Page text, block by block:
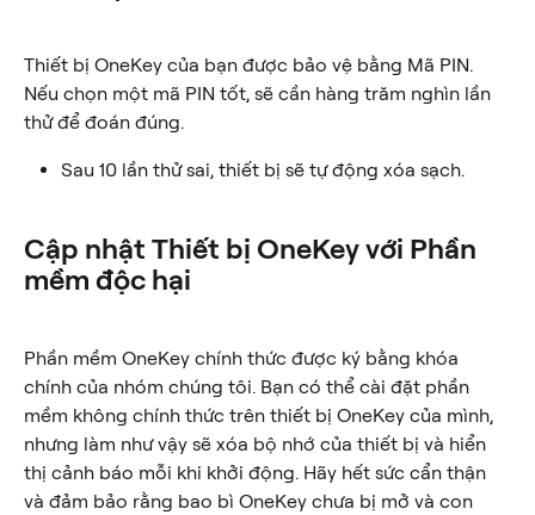
Thiết bị OneKey của bạn được bảo vệ bằng Mã PIN.
Nếu chọn một mã PIN tốt, sẽ cần hàng trăm nghìn lần
thử để đoán đúng.
Sau 10 lần thử sai, thiết bị sẽ tự động xóa sạch.
Cập nhật Thiết bị OneKey với Phần
mềm độc hại
Phần mềm OneKey chính thức được ký bằng khóa
chính của nhóm chúng tôi. Bạn có thể cài đặt phần
mềm không chính thức trên thiết bị OneKey của mình,
nhưng làm như vậy sẽ xóa bộ nhớ của thiết bị và hiển
thị cảnh báo mỗi khi khởi động. Hãy hết sức cẩn thận
và đảm bảo rằng bao bì OneKey chưa bị mở và con